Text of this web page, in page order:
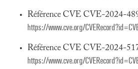
Référence CVE CVE-2024-
https://www.cve.org/
Référence CVE CVE-2024-
https://www.cve.org/